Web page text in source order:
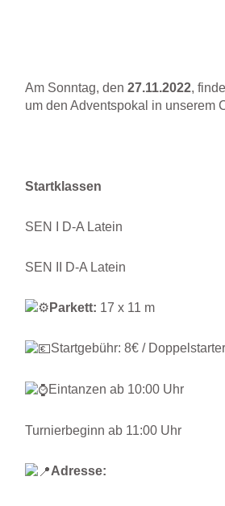
Am Sonntag, den27.11.2022,
um den Adventspokal in unserem
Startklassen
SEN I D-A Latein
SEN II D-A Latein
Parkett: 17 x 11 m
Startgebühr: 8€ /
Eintanzen ab 10:00 Uhr
Turnierbeginn ab 11:00 Uhr
Adresse: